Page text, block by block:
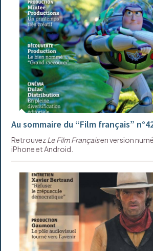
Au sommaire du “Film français”
Retrouvez Le Film Françaisen version
iPhone et Android.